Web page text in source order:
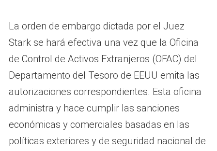
La orden de embargo dictada por el Juez
Stark se hará efectiva una vez que la Oficina
de Control de Activos Extranjeros (OFAC) del
Departamento del Tesoro de EEUU emita las
autorizaciones correspondientes. Esta oficina
administra y hace cumplir las sanciones
económicas y comerciales basadas en las
políticas exteriores y de seguridad nacional de